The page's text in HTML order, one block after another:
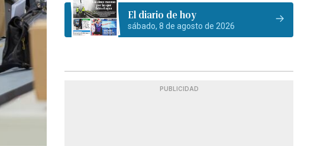
El diario de hoy
sábado, 8 de agosto de 2026
PUBLICIDAD